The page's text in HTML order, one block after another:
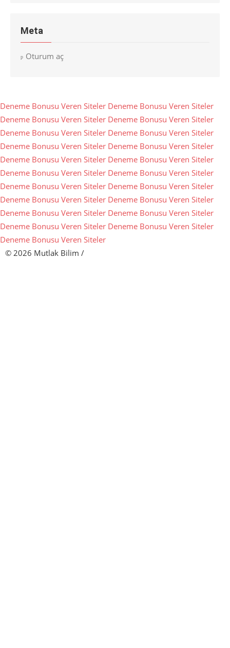
Meta
Oturum aç
Deneme Bonusu Veren Siteler Deneme Bonusu Veren Siteler
Deneme Bonusu Veren Siteler Deneme Bonusu Veren Siteler
Deneme Bonusu Veren Siteler Deneme Bonusu Veren Siteler
Deneme Bonusu Veren Siteler Deneme Bonusu Veren Siteler
Deneme Bonusu Veren Siteler Deneme Bonusu Veren Siteler
Deneme Bonusu Veren Siteler Deneme Bonusu Veren Siteler
Deneme Bonusu Veren Siteler Deneme Bonusu Veren Siteler
Deneme Bonusu Veren Siteler Deneme Bonusu Veren Siteler
Deneme Bonusu Veren Siteler Deneme Bonusu Veren Siteler
Deneme Bonusu Veren Siteler Deneme Bonusu Veren Siteler
Deneme Bonusu Veren Siteler
© 2026 Mutlak Bilim /